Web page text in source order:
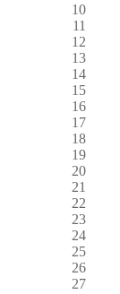
10
11
12
13
14
15
16
17
18
19
20
21
22
23
24
25
26
27